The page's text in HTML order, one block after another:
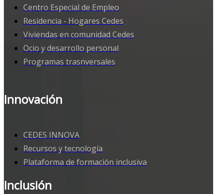
Centro Especial de Empleo
Residencia - Hogares Cedes
Viviendas en comunidad Cedes
Ocio y desarrollo personal
Programas trasnversales
Innovación
CEDES INNOVA
Recursos y tecnología
Plataforma de formación inclusiva
Inclusión